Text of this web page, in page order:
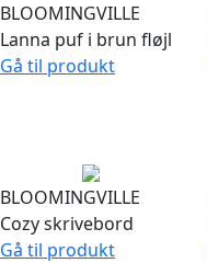
BLOOMINGVILLE
Lanna puf i brun fløjl
Gå til produkt
BLOOMINGVILLE
Cozy skrivebord
Gå til produkt